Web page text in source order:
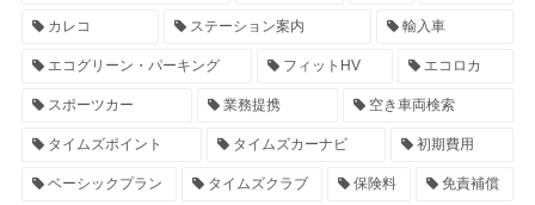
カレコ ステーション案内 輸入車
エコグリーン・パーキング フィットHV エコロカ
スポーツカー 業務提携 空き車両検索
タイムズポイント タイムズカーナビ 初期費用
ベーシックプラン タイムズクラブ 保険料 免責補償